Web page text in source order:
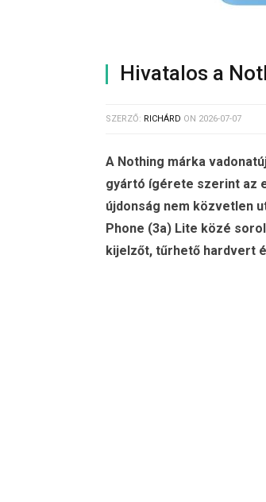
Hivatalos a
SZERZŐ: RICHÁRD ON 2026-07-07
A Nothing márka
gyártó ígérete szerint az
újdonság nem közvetlen
Phone (3a) Lite közé
kijelzőt, tűrhető hardvert